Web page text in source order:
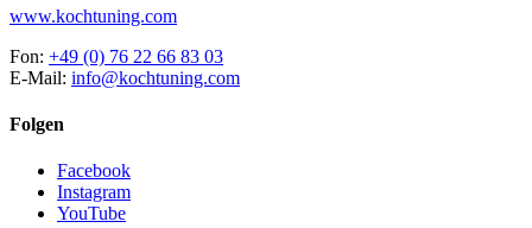
www.kochtuning.com
Fon: +49 (0) 76 22 66 83 03
E-Mail: info@kochtuning.com
Folgen
Facebook
Instagram
YouTube